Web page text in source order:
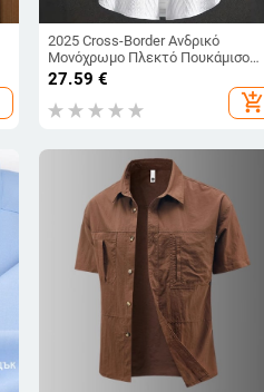
2025 Cross-Border Ανδρικό
Μονόχρωμο Πλεκτό Πουκάμισο
Amazon με Πέτο και Κοντό Μανίκι,
Ζακάρ Casual Κοντομάνικο
Πουκάμισο
27.59 €
add_shopping_cart